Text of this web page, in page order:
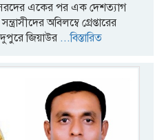
একের পর এক দেশত্যাগ
অবিলম্বে গ্রেপ্তারের
জিয়াউর ...বিস্তারিত